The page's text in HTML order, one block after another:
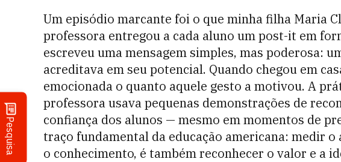
Pesquisa
Um episódio marcante foi o que minha filha Maria
professora entregou a cada aluno um post-it em
escreveu uma mensagem simples, mas poderosa:
acreditava em seu potencial. Quando chegou em
emocionada o quanto aquele gesto a motivou. A
professora usava pequenas demonstrações de
confiança dos alunos — mesmo em momentos de
traço fundamental da educação americana: medir
o conhecimento, é também reconhecer o valor e a